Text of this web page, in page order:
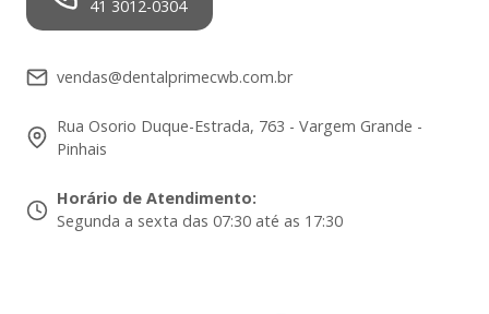
41 3012-0304
vendas@dentalprimecwb.com.br
Rua Osorio Duque-Estrada, 763 - Vargem Grande -
Pinhais
Horário de Atendimento:
Segunda a sexta das 07:30 até as 17:30